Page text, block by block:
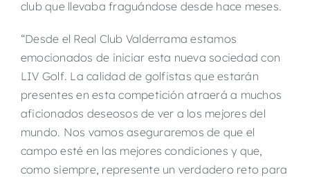
club que llevaba fraguándose desde hace meses.
“Desde el Real Club Valderrama estamos
emocionados de iniciar esta nueva sociedad con
LIV Golf. La calidad de golfistas que estarán
presentes en esta competición atraerá a muchos
aficionados deseosos de ver a los mejores del
mundo. Nos vamos aseguraremos de que el
campo esté en las mejores condiciones y que,
como siempre, represente un verdadero reto para